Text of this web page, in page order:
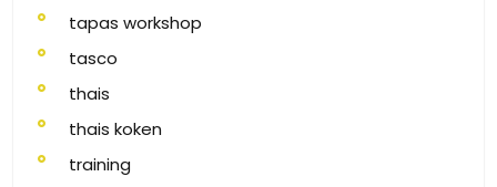
tapas workshop
tasco
thais
thais koken
training